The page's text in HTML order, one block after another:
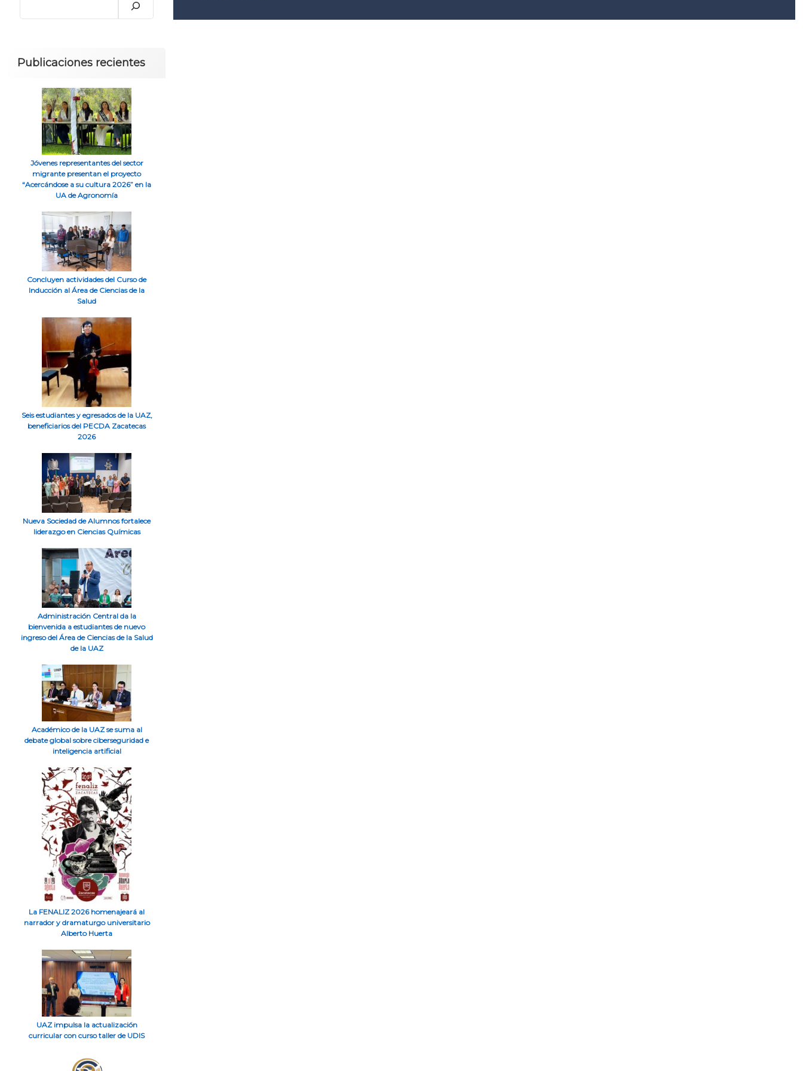
Publicaciones recientes
Jóvenes representantes del sector
migrante presentan el proyecto
“Acercándose a su cultura 2026” en la
UA de Agronomía
Concluyen actividades del Curso de
Inducción al Área de Ciencias de la
Salud
Seis estudiantes y egresados de la UAZ,
beneficiarios del PECDA Zacatecas
2026
Nueva Sociedad de Alumnos fortalece
liderazgo en Ciencias Químicas
Administración Central da la
bienvenida a estudiantes de nuevo
ingreso del Área de Ciencias de la Salud
de la UAZ
Académico de la UAZ se suma al
debate global sobre ciberseguridad e
inteligencia artificial
La FENALIZ 2026 homenajeará al
narrador y dramaturgo universitario
Alberto Huerta
UAZ impulsa la actualización
curricular con curso taller de UDIS